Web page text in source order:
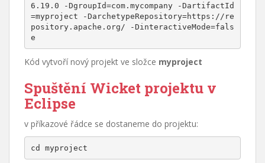
6.19.0 -DgroupId=com.mycompany -DartifactId
=myproject -DarchetypeRepository=https://re
pository.apache.org/ -DinteractiveMode=fals
e
Kód vytvoří nový projekt ve složce myproject
Spuštění Wicket projektu v
Eclipse
v příkazové řádce se dostaneme do projektu:
cd myproject